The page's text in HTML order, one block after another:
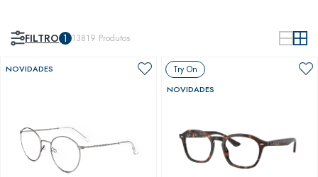
FILTRO 1 13819 Produtos
NOVIDADES Try On
NOVIDADES